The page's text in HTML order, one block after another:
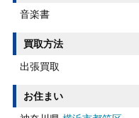
音楽書
買取方法
出張買取
お住まい